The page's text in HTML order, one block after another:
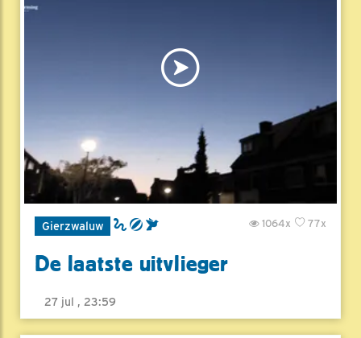
Gierzwaluw 77x
1064x
De laatste uitvlieger
27 jul , 23:59